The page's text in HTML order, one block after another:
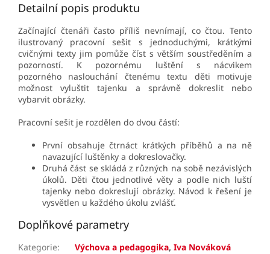
Detailní popis produktu
Začínající čtenáři často příliš nevnímají, co čtou. Tento
ilustrovaný pracovní sešit s jednoduchými, krátkými
cvičnými texty jim pomůže číst s větším soustředěním a
pozorností. K pozornému luštění s nácvikem
pozorného naslouchání čtenému textu děti motivuje
možnost vyluštit tajenku a správně dokreslit nebo
vybarvit obrázky.
Pracovní sešit je rozdělen do dvou částí:
První obsahuje čtrnáct krátkých příběhů a na ně
navazující luštěnky a dokreslovačky.
Druhá část se skládá z různých na sobě nezávislých
úkolů. Děti čtou jednotlivé věty a podle nich luští
tajenky nebo dokreslují obrázky. Návod k řešení je
vysvětlen u každého úkolu zvlášť.
Doplňkové parametry
Kategorie: Výchova a pedagogika, Iva Nováková